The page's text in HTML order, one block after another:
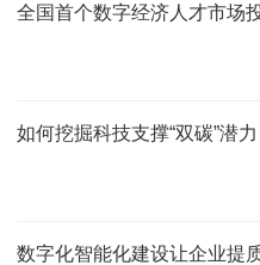
全国首个数字经济人才市场
如何挖掘科技支撑“双碳”潜力
数字化智能化建设让企业提